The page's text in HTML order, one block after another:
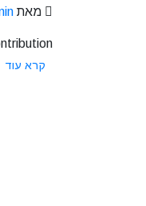
מאת
...
קרא עוד